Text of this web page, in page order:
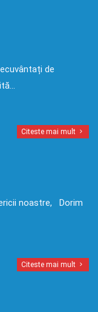
de
Citeste mai mult
noastre, Dorim
Citeste mai mult